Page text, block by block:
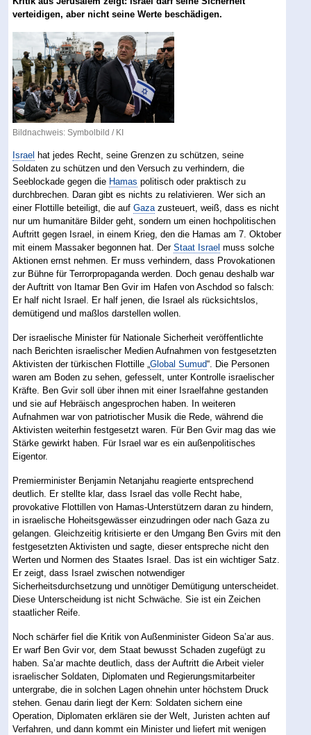
verteidigen, aber nicht seine Werte beschädigen.
Bildnachweis: Symbolbild / KI
Israel hat jedes Recht, seine Grenzen zu schützen, seine
Soldaten zu schützen und den Versuch zu verhindern, die
Seeblockade gegen die Hamas politisch oder praktisch zu
durchbrechen. Daran gibt es nichts zu relativieren. Wer sich an
einer Flottille beteiligt, die aufGaza zusteuert, weiß, dass es nicht
nur um humanitäre Bilder geht, sondern um einen hochpolitischen
Auftritt gegen Israel, in einem Krieg, den die Hamas am 7. Oktober
mit einem Massaker begonnen hat. DerStaat Israel muss solche
Aktionen ernst nehmen. Er muss verhindern, dass Provokationen
zur Bühne für Terrorpropaganda werden. Doch genau deshalb war
der Auftritt von Itamar Ben Gvir im Hafen von Aschdod so falsch:
Er half nicht Israel. Er half jenen, die Israel als rücksichtslos,
demütigend und maßlos darstellen wollen.
Der israelische Minister für Nationale Sicherheit veröffentlichte
nach Berichten israelischer Medien Aufnahmen von festgesetzten
Aktivisten der türkischen Flottille „Global Sumud“. Die Personen
waren am Boden zu sehen, gefesselt, unter Kontrolle israelischer
Kräfte. Ben Gvir soll über ihnen mit einer Israelfahne gestanden
und sie auf Hebräisch angesprochen haben. In weiteren
Aufnahmen war von patriotischer Musik die Rede, während die
Aktivisten weiterhin festgesetzt waren. Für Ben Gvir mag das wie
Stärke gewirkt haben. Für Israel war es ein außenpolitisches
Eigentor.
Premierminister Benjamin Netanjahu reagierte entsprechend
deutlich. Er stellte klar, dass Israel das volle Recht habe,
provokative Flottillen von Hamas-Unterstützern daran zu hindern,
in israelische Hoheitsgewässer einzudringen oder nach Gaza zu
gelangen. Gleichzeitig kritisierte er den Umgang Ben Gvirs mit den
festgesetzten Aktivisten und sagte, dieser entspreche nicht den
Werten und Normen des Staates Israel. Das ist ein wichtiger Satz.
Er zeigt, dass Israel zwischen notwendiger
Sicherheitsdurchsetzung und unnötiger Demütigung unterscheidet.
Diese Unterscheidung ist nicht Schwäche. Sie ist ein Zeichen
staatlicher Reife.
Noch schärfer fiel die Kritik von Außenminister Gideon Sa’ar aus.
Er warf Ben Gvir vor, dem Staat bewusst Schaden zugefügt zu
haben. Sa’ar machte deutlich, dass der Auftritt die Arbeit vieler
israelischer Soldaten, Diplomaten und Regierungsmitarbeiter
untergrabe, die in solchen Lagen ohnehin unter höchstem Druck
stehen. Genau darin liegt der Kern: Soldaten sichern eine
Operation, Diplomaten erklären sie der Welt, Juristen achten auf
Verfahren, und dann kommt ein Minister und liefert mit wenigen